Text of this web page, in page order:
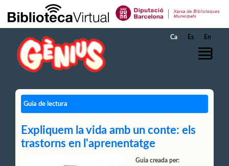
Salta al contingut principal
Ca Es En
Guia de lectura
Expliquem la vida amb un conte: els
trastorns en l'aprenentatge
Guia creada per: